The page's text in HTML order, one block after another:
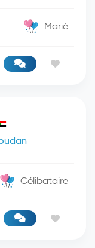
Marié
Célibataire